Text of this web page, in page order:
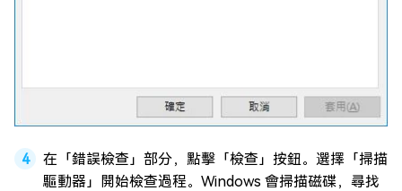
在「錯誤檢查」部分，點擊「檢查」按鈕。選擇「掃描
驅動器」開始檢查過程。Windows 會掃描磁碟，尋找